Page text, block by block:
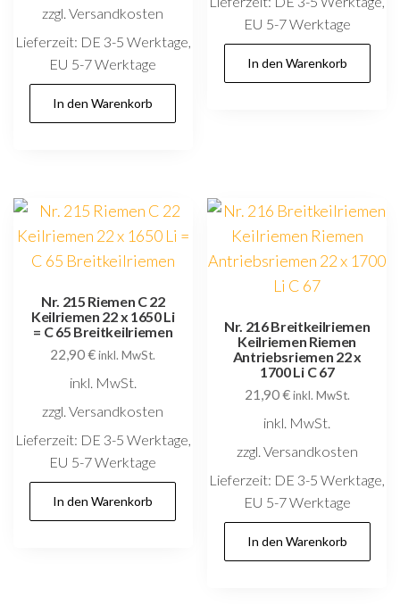
zzgl. Versandkosten
Lieferzeit: DE 3-5 Werktage,
EU 5-7 Werktage
In den Warenkorb
EU 5-7 Werktage
In den Warenkorb
Nr. 215 Riemen C 22
Keilriemen 22 x 1650 Li
= C 65 Breitkeilriemen
22,90€ inkl. MwSt.
inkl. MwSt.
zzgl. Versandkosten
Lieferzeit: DE 3-5 Werktage,
EU 5-7 Werktage
In den Warenkorb
Nr. 216 Breitkeilriemen
Keilriemen Riemen
Antriebsriemen 22 x
1700 Li C 67
21,90€ inkl. MwSt.
inkl. MwSt.
zzgl. Versandkosten
Lieferzeit: DE 3-5 Werktage,
EU 5-7 Werktage
In den Warenkorb